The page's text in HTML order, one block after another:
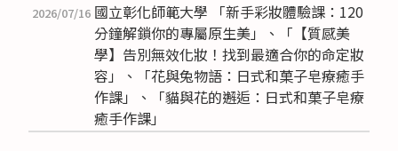
國立彰化師範大學 「新手彩妝體驗課：120
分鐘解鎖你的專屬原生美」、「【質感美
學】告別無效化妝！找到最適合你的命定妝
容」、「花與兔物語：日式和菓子皂療癒手
作課」、「貓與花的邂逅：日式和菓子皂療
癒手作課」
2026/07/16